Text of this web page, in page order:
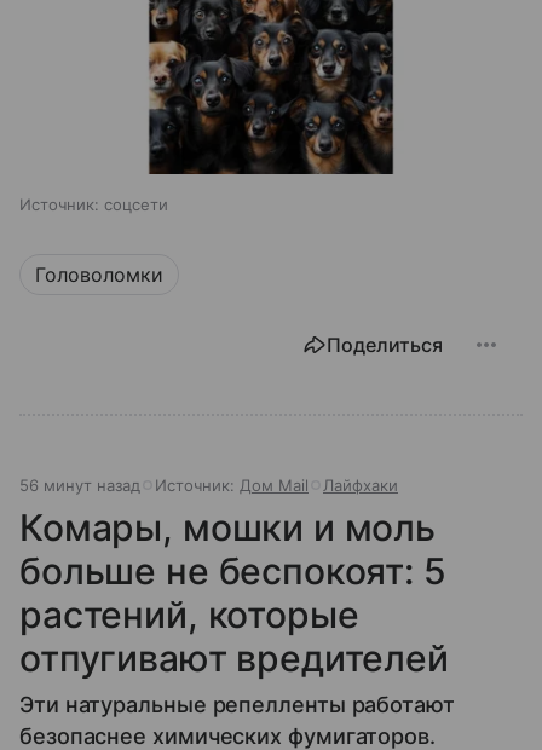
Источник: соцсети
Головоломки
Поделиться
56 минут назад Источник: Дом Mail Лайфхаки
Комары, мошки и моль
больше не беспокоят: 5
растений, которые
отпугивают вредителей
Эти натуральные репелленты работают
безопаснее химических фумигаторов.